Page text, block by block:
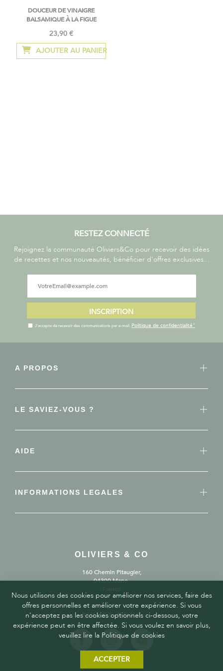
DOUCEUR DE VINAIGRE
BALSAMIQUE À LA FIGUE
23,90 €
AJOUTER AU PANIER
RESTEZ CONNECTÉ
Rejoignez la communauté Oliviers&Co pour recevoir des idées
de recettes et nos nouveautés, bénéficier d'offres exclusives...
INSCRIPTION
J'accepte de recevoir des communications par e-mail. Politique de confidentialité"
A PROPOS
LE SAVIEZ-VOUS ?
AIDE
INFORMATIONS LEGALES
OLIVIERS & CO
160 Chemin Pitaugier,
04300 Mane,
SUIVEZ-NOUS
Nous utilisons des cookies pour améliorer nos services, faire des
offres personnelles et améliorer votre expérience. Si vous
n'acceptez pas les cookies optionnels ci-dessous, votre
expérience peut en être affectée. Si vous voulez en savoir plus,
veuillez lire la Politique de cookies
ACCEPTER